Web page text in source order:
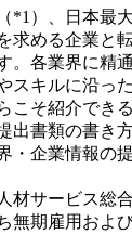
*1）、日本最
求める企業と
。各業界に精
スキルに沿っ
こそ紹介でき
出書類の書き
・企業情報の
材サービス総
無期雇用およ